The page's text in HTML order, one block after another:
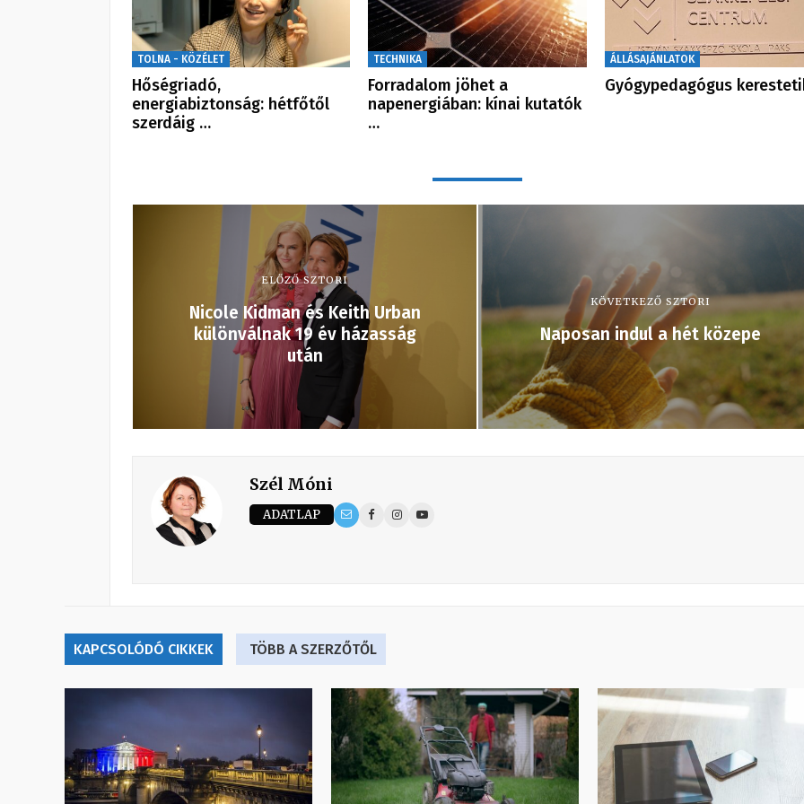
TOLNA - KÖZÉLET
Hőségriadó,
energiabiztonság: hétfőtől
szerdáig …
TECHNIKA
Forradalom jöhet a
napenergiában: kínai kutatók
…
ÁLLÁSAJÁNLATOK
Gyógypedagógus
ELŐZŐ SZTORI
Nicole Kidman és Keith Urban
különválnak 19 év házasság
után
KÖVETKEZŐ SZTORI
Naposan indul a hét közepe
Szél Móni
ADATLAP
KAPCSOLÓDÓ CIKKEK TÖBB A SZERZŐTŐL